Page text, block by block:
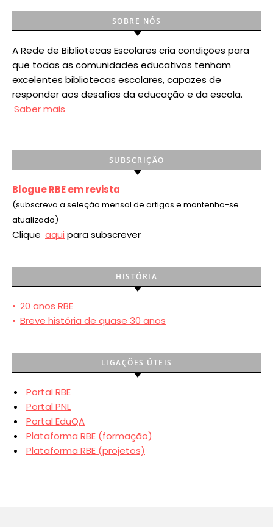
SOBRE NÓS
A Rede de Bibliotecas Escolares cria condições para
que todas as comunidades educativas tenham
excelentes bibliotecas escolares, capazes de
responder aos desafios da educação e da escola.
Saber mais
SUBSCRIÇÃO
Blogue RBE em revista
(subscreva a seleção mensal de artigos e mantenha-se
atualizado)
Clique aqui para subscrever
HISTÓRIA
• 20 anos RBE
• Breve história de quase 30 anos
LIGAÇÕES ÚTEIS
Portal RBE
Portal PNL
Portal EduQA
Plataforma RBE (formação)
Plataforma RBE (projetos)